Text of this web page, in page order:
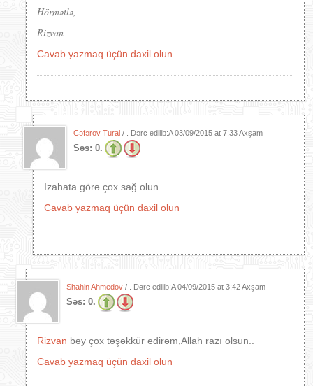
Hörmətlə,
Rizvan
Cavab yazmaq üçün daxil olun
Cəfərov Tural / . Dərc edilib:A03/09/2015 at 7:33 Axşam
Səs: 0.
Izahata görə çox sağ olun.
Cavab yazmaq üçün daxil olun
Shahin Ahmedov / . Dərc edilib:A04/09/2015 at 3:42 Axşam
Səs: 0.
Rizvan bəy çox təşəkkür edirəm,Allah razı olsun..
Cavab yazmaq üçün daxil olun